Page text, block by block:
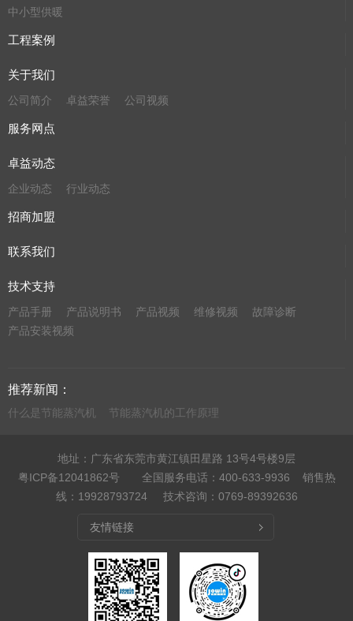
中小型供暖
工程案例
关于我们
公司简介 卓益荣誉 公司视频
服务网点
卓益动态
企业动态 行业动态
招商加盟
联系我们
技术支持
产品手册 产品说明书 产品视频 维修视频
故障诊断
产品安装视频
推荐新闻：
什么是节能蒸汽机 节能蒸汽机的工作原理
地址：广东省东莞市黄江镇田星路 13号4号楼9层
粤ICP备12041862号全国服务电话：400-633-9936 销售热
线：19928793724 技术咨询：0769-89392636
友情链接